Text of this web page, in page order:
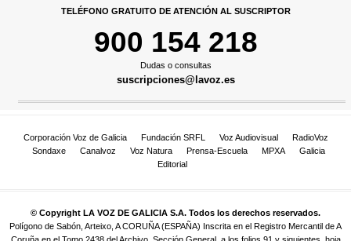
TELÉFONO GRATUITO DE ATENCIÓN AL SUSCRIPTOR
900 154 218
Dudas o consultas
suscripciones@lavoz.es
Corporación Voz de Galicia Fundación SRFL Voz Audiovisual
RadioVoz
Sondaxe
Canalvoz Voz Natura Prensa-Escuela MPXA
Galicia
Editorial
© Copyright LA VOZ DE GALICIA S.A. Todos los derechos reservados.
Polígono de Sabón, Arteixo, A CORUÑA (ESPAÑA) Inscrita en el Registro Mercantil de A